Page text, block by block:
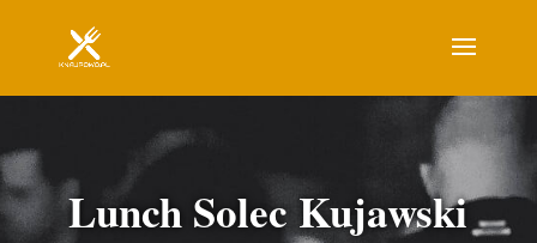
Lunch Solec Kujawski